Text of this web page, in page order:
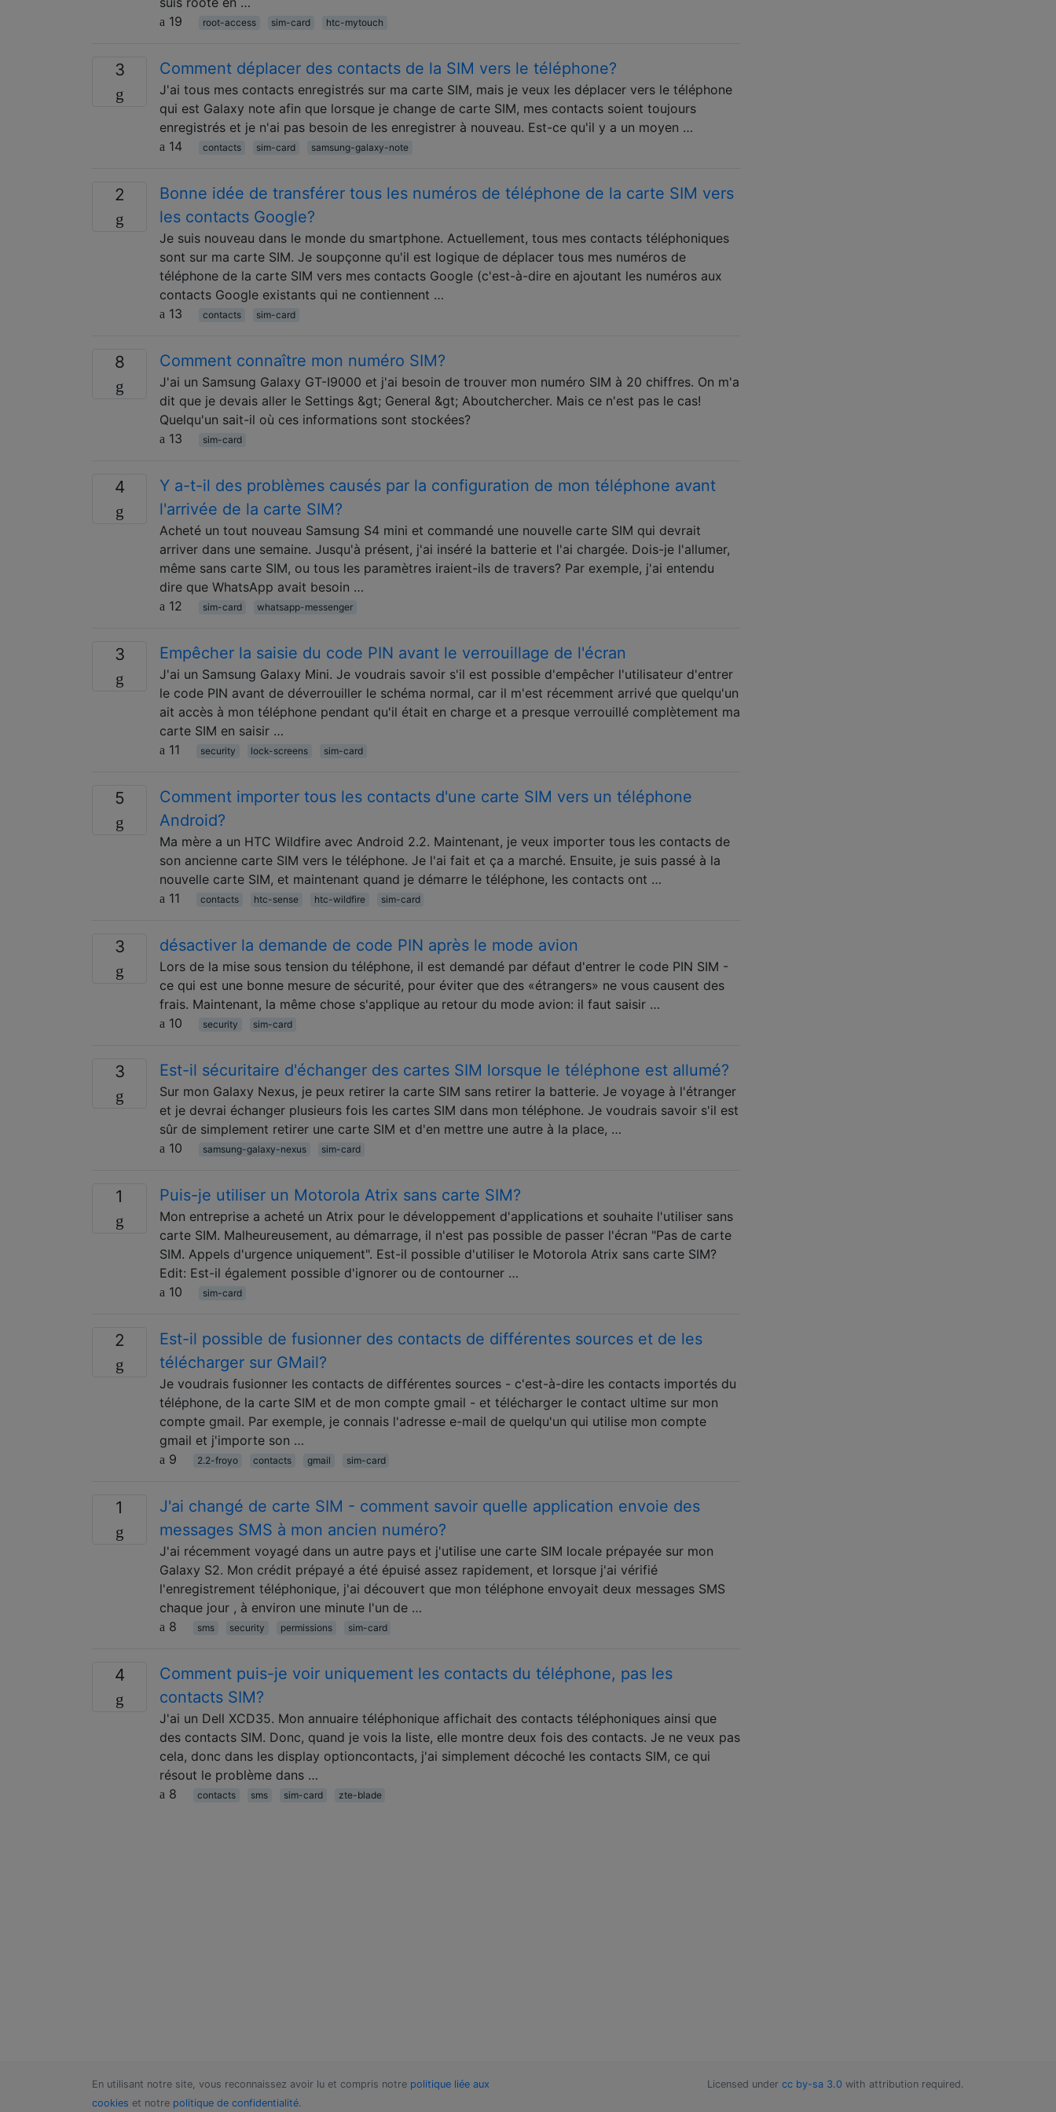
19
root-access sim-card htc-mytouch
3 Comment déplacer des contacts de la SIM vers le téléphone?
J'ai tous mes contacts enregistrés sur ma carte SIM, mais je veux les déplacer vers le téléphone
qui est Galaxy note afin que lorsque je change de carte SIM, mes contacts soient toujours
enregistrés et je n'ai pas besoin de les enregistrer à nouveau. Est-ce qu'il y a un moyen …
14
contacts sim-card samsung-galaxy-note
2
Bonne idée de transférer tous les numéros de téléphone de la carte SIM vers
les contacts Google?
Je suis nouveau dans le monde du smartphone. Actuellement, tous mes contacts téléphoniques
sont sur ma carte SIM. Je soupçonne qu'il est logique de déplacer tous mes numéros de
téléphone de la carte SIM vers mes contacts Google (c'est-à-dire en ajoutant les numéros aux
contacts Google existants qui ne contiennent …
13
contacts sim-card
8 Comment connaître mon numéro SIM?
J'ai un Samsung Galaxy GT-I9000 et j'ai besoin de trouver mon numéro SIM à 20 chiffres. On m'a
dit que je devais aller le Settings &gt; General &gt; Aboutchercher. Mais ce n'est pas le cas!
Quelqu'un sait-il où ces informations sont stockées?
13
sim-card
4
Y a-t-il des problèmes causés par la configuration de mon téléphone avant
l'arrivée de la carte SIM?
Acheté un tout nouveau Samsung S4 mini et commandé une nouvelle carte SIM qui devrait
arriver dans une semaine. Jusqu'à présent, j'ai inséré la batterie et l'ai chargée. Dois-je l'allumer,
même sans carte SIM, ou tous les paramètres iraient-ils de travers? Par exemple, j'ai entendu
dire que WhatsApp avait besoin …
12
sim-card whatsapp-messenger
3 Empêcher la saisie du code PIN avant le verrouillage de l'écran
J'ai un Samsung Galaxy Mini. Je voudrais savoir s'il est possible d'empêcher l'utilisateur d'entrer
le code PIN avant de déverrouiller le schéma normal, car il m'est récemment arrivé que quelqu'un
ait accès à mon téléphone pendant qu'il était en charge et a presque verrouillé complètement ma
carte SIM en saisir …
11
security lock-screens sim-card
5
Comment importer tous les contacts d'une carte SIM vers un téléphone
Android?
Ma mère a un HTC Wildfire avec Android 2.2. Maintenant, je veux importer tous les contacts de
son ancienne carte SIM vers le téléphone. Je l'ai fait et ça a marché. Ensuite, je suis passé à la
nouvelle carte SIM, et maintenant quand je démarre le téléphone, les contacts ont …
11
contacts htc-sense htc-wildfire sim-card
3 désactiver la demande de code PIN après le mode avion
Lors de la mise sous tension du téléphone, il est demandé par défaut d'entrer le code PIN SIM -
ce qui est une bonne mesure de sécurité, pour éviter que des «étrangers» ne vous causent des
frais. Maintenant, la même chose s'applique au retour du mode avion: il faut saisir …
10
security sim-card
3 Est-il sécuritaire d'échanger des cartes SIM lorsque le téléphone est allumé?
Sur mon Galaxy Nexus, je peux retirer la carte SIM sans retirer la batterie. Je voyage à l'étranger
et je devrai échanger plusieurs fois les cartes SIM dans mon téléphone. Je voudrais savoir s'il est
sûr de simplement retirer une carte SIM et d'en mettre une autre à la place, …
10
samsung-galaxy-nexus sim-card
1 Puis-je utiliser un Motorola Atrix sans carte SIM?
Mon entreprise a acheté un Atrix pour le développement d'applications et souhaite l'utiliser sans
carte SIM. Malheureusement, au démarrage, il n'est pas possible de passer l'écran "Pas de carte
SIM. Appels d'urgence uniquement". Est-il possible d'utiliser le Motorola Atrix sans carte SIM?
Edit: Est-il également possible d'ignorer ou de contourner …
10
sim-card
2
Est-il possible de fusionner des contacts de différentes sources et de les
télécharger sur GMail?
Je voudrais fusionner les contacts de différentes sources - c'est-à-dire les contacts importés du
téléphone, de la carte SIM et de mon compte gmail - et télécharger le contact ultime sur mon
compte gmail. Par exemple, je connais l'adresse e-mail de quelqu'un qui utilise mon compte
gmail et j'importe son …
9
2.2-froyo contacts gmail sim-card
1
J'ai changé de carte SIM - comment savoir quelle application envoie des
messages SMS à mon ancien numéro?
J'ai récemment voyagé dans un autre pays et j'utilise une carte SIM locale prépayée sur mon
Galaxy S2. Mon crédit prépayé a été épuisé assez rapidement, et lorsque j'ai vérifié
l'enregistrement téléphonique, j'ai découvert que mon téléphone envoyait deux messages SMS
chaque jour , à environ une minute l'un de …
8
sms security permissions sim-card
4
Comment puis-je voir uniquement les contacts du téléphone, pas les
contacts SIM?
J'ai un Dell XCD35. Mon annuaire téléphonique affichait des contacts téléphoniques ainsi que
des contacts SIM. Donc, quand je vois la liste, elle montre deux fois des contacts. Je ne veux pas
cela, donc dans les display optioncontacts, j'ai simplement décoché les contacts SIM, ce qui
résout le problème dans …
8
contacts sms sim-card zte-blade
En utilisant notre site, vous reconnaissez avoir lu et compris notre politique liée aux
cookies et notre politique de confidentialité.
Licensed under cc by-sa 3.0 with attribution required.